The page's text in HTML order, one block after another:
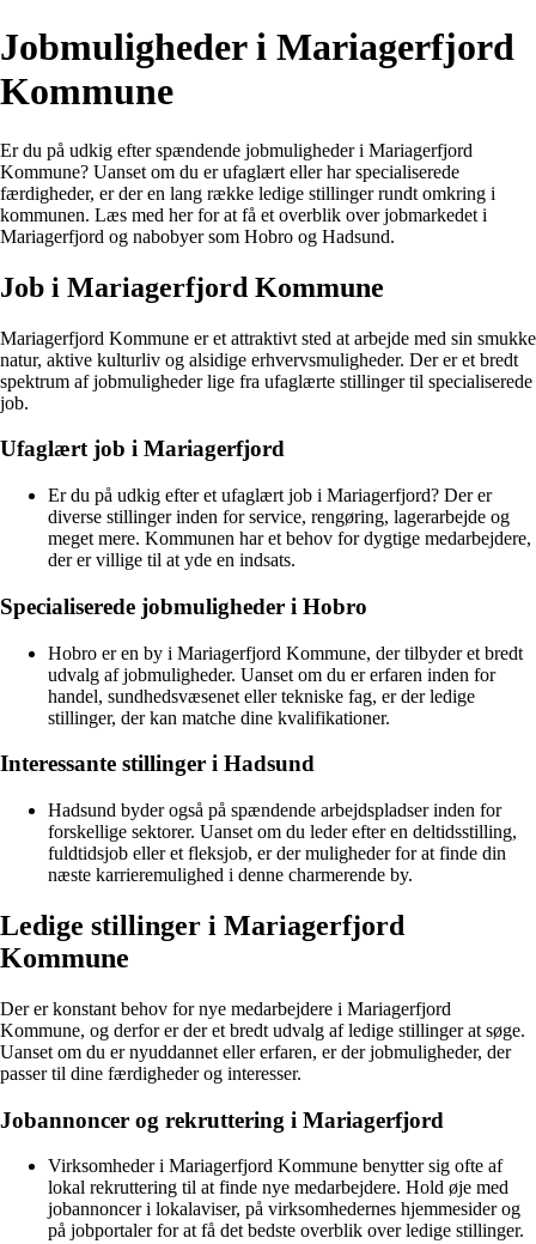
Jobmuligheder i Mariagerfjord
Kommune
Er du på udkig efter spændende jobmuligheder i Mariagerfjord
Kommune? Uanset om du er ufaglært eller har specialiserede
færdigheder, er der en lang række ledige stillinger rundt omkring i
kommunen. Læs med her for at få et overblik over jobmarkedet i
Mariagerfjord og nabobyer som Hobro og Hadsund.
Job i Mariagerfjord Kommune
Mariagerfjord Kommune er et attraktivt sted at arbejde med sin smukke
natur, aktive kulturliv og alsidige erhvervsmuligheder. Der er et bredt
spektrum af jobmuligheder lige fra ufaglærte stillinger til specialiserede
job.
Ufaglært job i Mariagerfjord
Er du på udkig efter et ufaglært job i Mariagerfjord? Der er
diverse stillinger inden for service, rengøring, lagerarbejde og
meget mere. Kommunen har et behov for dygtige medarbejdere,
der er villige til at yde en indsats.
Specialiserede jobmuligheder i Hobro
Hobro er en by i Mariagerfjord Kommune, der tilbyder et bredt
udvalg af jobmuligheder. Uanset om du er erfaren inden for
handel, sundhedsvæsenet eller tekniske fag, er der ledige
stillinger, der kan matche dine kvalifikationer.
Interessante stillinger i Hadsund
Hadsund byder også på spændende arbejdspladser inden for
forskellige sektorer. Uanset om du leder efter en deltidsstilling,
fuldtidsjob eller et fleksjob, er der muligheder for at finde din
næste karrieremulighed i denne charmerende by.
Ledige stillinger i Mariagerfjord
Kommune
Der er konstant behov for nye medarbejdere i Mariagerfjord
Kommune, og derfor er der et bredt udvalg af ledige stillinger at søge.
Uanset om du er nyuddannet eller erfaren, er der jobmuligheder, der
passer til dine færdigheder og interesser.
Jobannoncer og rekruttering i Mariagerfjord
Virksomheder i Mariagerfjord Kommune benytter sig ofte af
lokal rekruttering til at finde nye medarbejdere. Hold øje med
jobannoncer i lokalaviser, på virksomhedernes hjemmesider og
på jobportaler for at få det bedste overblik over ledige stillinger.